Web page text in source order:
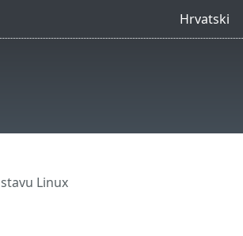
Hrvatski
Linux